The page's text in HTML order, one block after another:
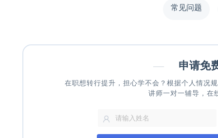
常见问题
— 申请免
在职想转行提升，担心学不会？根据个人情况
讲师一对一辅导，在